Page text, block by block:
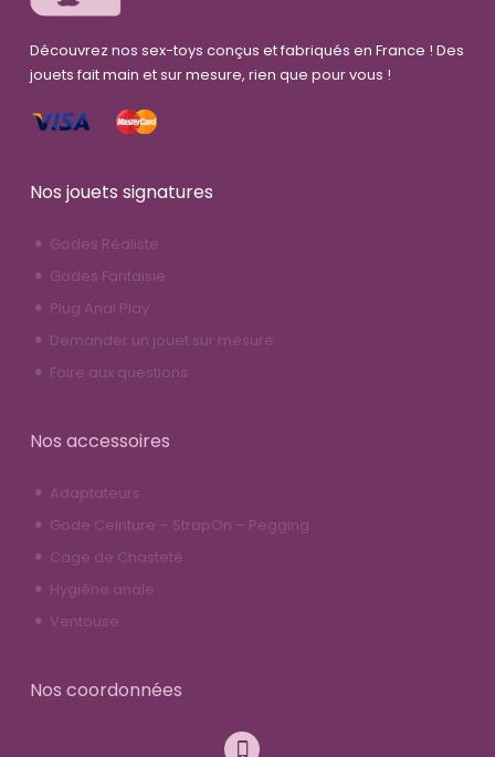
Découvrez nos sex-toys conçus et fabriqués en France ! Des
jouets fait main et sur mesure, rien que pour vous !
Nos jouets signatures
Godes Réaliste
Godes Fantaisie
Plug Anal Play
Demander un jouet sur mesure
Foire aux questions
Nos accessoires
Adaptateurs
Gode Ceinture – StrapOn – Pegging
Cage de Chasteté
Hygiène anale
Ventouse
Nos coordonnées